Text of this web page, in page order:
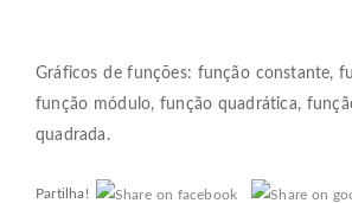
Gráficos de funções: função constante,
função módulo, função quadrática,
quadrada.
Partilha!